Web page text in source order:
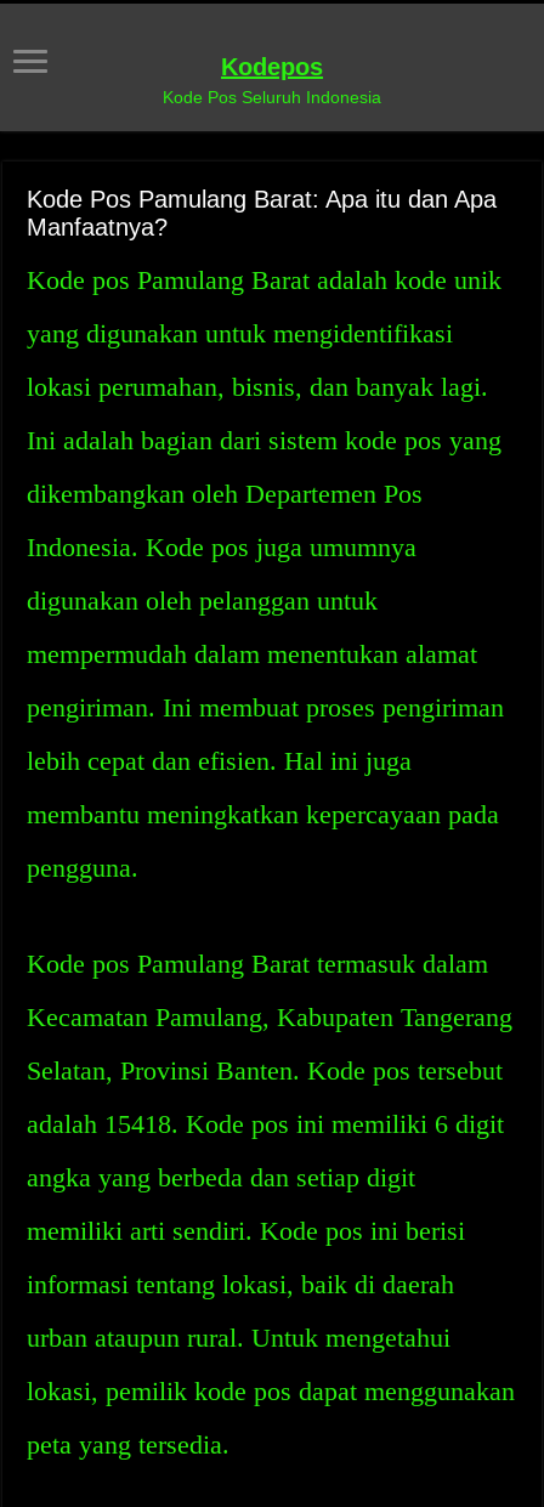
Kodepos
Kode Pos Seluruh Indonesia
Kode Pos Pamulang Barat: Apa itu dan Apa
Manfaatnya?
Kode pos Pamulang Barat adalah kode unik
yang digunakan untuk mengidentifikasi
lokasi perumahan, bisnis, dan banyak lagi.
Ini adalah bagian dari sistem kode pos yang
dikembangkan oleh Departemen Pos
Indonesia. Kode pos juga umumnya
digunakan oleh pelanggan untuk
mempermudah dalam menentukan alamat
pengiriman. Ini membuat proses pengiriman
lebih cepat dan efisien. Hal ini juga
membantu meningkatkan kepercayaan pada
pengguna.
Kode pos Pamulang Barat termasuk dalam
Kecamatan Pamulang, Kabupaten Tangerang
Selatan, Provinsi Banten. Kode pos tersebut
adalah 15418. Kode pos ini memiliki 6 digit
angka yang berbeda dan setiap digit
memiliki arti sendiri. Kode pos ini berisi
informasi tentang lokasi, baik di daerah
urban ataupun rural. Untuk mengetahui
lokasi, pemilik kode pos dapat menggunakan
peta yang tersedia.